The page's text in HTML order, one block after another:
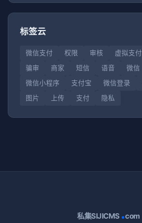
标签云
微信支付 权限 审核 虚拟支付
骗审
商家 短信 语音 微信
微信小程序
支付宝 微信登录
图片
上传 支付 隐私
私集SIJICMS .com